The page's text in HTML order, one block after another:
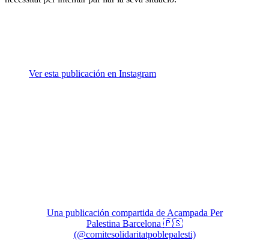
Ver esta publicación en Instagram
Una publicación compartida de Acampada Per
Palestina Barcelona 🇵🇸
(@comitesolidaritatpoblepalesti)